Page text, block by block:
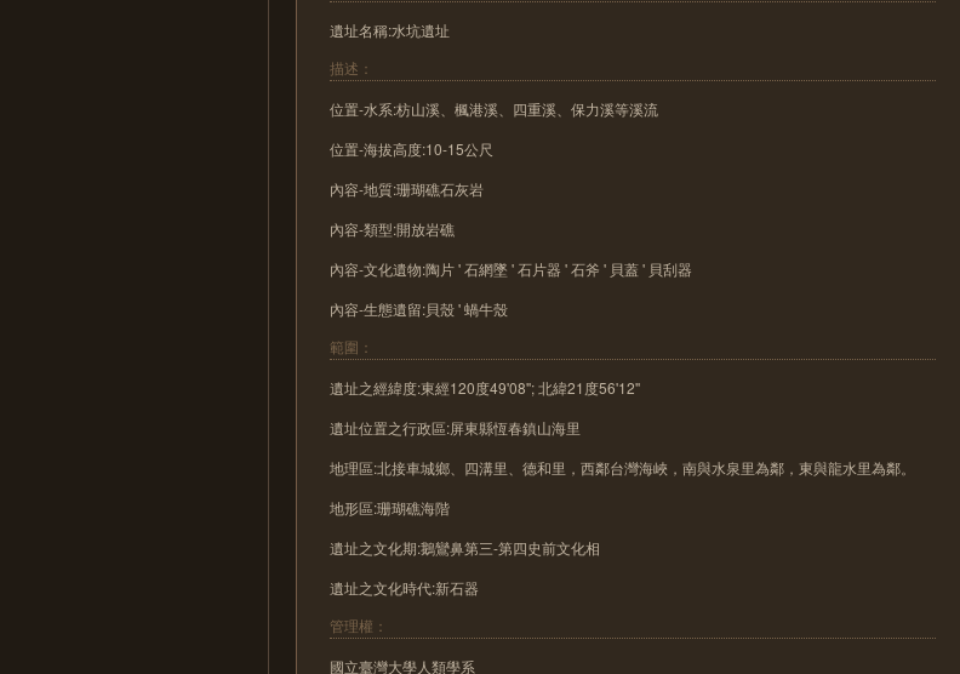
遺址名稱:水坑遺址
描述：
位置-水系:枋山溪、楓港溪、四重溪、保力溪等溪流
位置-海拔高度:10-15公尺
內容-地質:珊瑚礁石灰岩
內容-類型:開放岩礁
內容-文化遺物:陶片 ' 石網墜 ' 石片器 ' 石斧 ' 貝蓋 ' 貝刮器
內容-生態遺留:貝殼 ' 蝸牛殼
範圍：
遺址之經緯度:東經120度49'08''; 北緯21度56'12''
遺址位置之行政區:屏東縣恆春鎮山海里
地理區:北接車城鄉、四溝里、德和里，西鄰台灣海峽，南與水泉里為鄰，東與龍水里為鄰。
地形區:珊瑚礁海階
遺址之文化期:鵝鸞鼻第三-第四史前文化相
遺址之文化時代:新石器
管理權：
國立臺灣大學人類學系